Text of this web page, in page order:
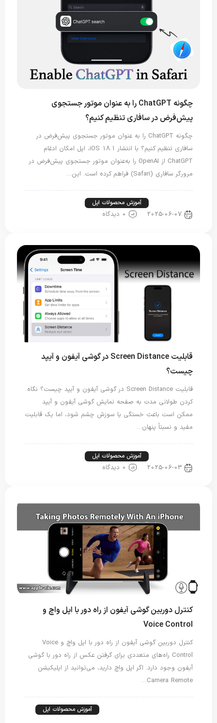
چگونه ChatGPT را به عنوان موتور جستجوی
پیش‌فرض در سافاری تنظیم کنیم؟
چگونه ChatGPT را به عنوان موتور جستجوی پیش‌فرض در
سافاری تنظیم کنیم؟ با انتشار iOS 18.1، اپل امکان ادغام
ChatGPT از OpenAI را به‌عنوان موتور جستجوی پیش‌فرض در
مرورگر سافاری (Safari) فراهم کرده است. این…
آموزش محصولات اپل
2025-06-07 0 دیدگاه
قابلیت Screen Distance در گوشی آیفون و آیپد
چیست؟
قابلیت Screen Distance در گوشی آیفون و آیپد چیست؟ نگاه
کردن طولانی مدت به صفحه نمایش گوشی آیفون و آیپد
ممکن است باعث خستگی یا سوزش چشم شود، اما یک قابلیت
مفید و نسبتاً پنهان…
آموزش محصولات اپل
2025-06-03 0 دیدگاه
کنترل دوربین گوشی آیفون از راه دور با اپل واچ و
Voice Control
کنترل دوربین گوشی آیفون از راه دور با اپل واچ و Voice
Control راه‌های متعددی برای گرفتن عکس از راه دور با گوشی
آیفون وجود دارد. اگر اپل واچ دارید، می‌توانید از اپلیکیشن
Camera Remote…
آموزش محصولات اپل